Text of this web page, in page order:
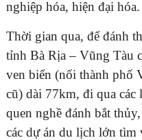
nghiệp hóa, hiện đại hóa.
Thời gian qua, để đánh
tỉnh Bà Rịa – Vũng Tàu
ven biển (nối thành phố
cũ) dài 77km, đi qua
quen nghề đánh bắt
các dự án du lịch lớn